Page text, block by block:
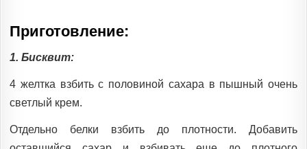
Приготовление:
1. Бисквит:
4 желтка взбить с половиной сахара в пышный очень
светлый крем.
Отдельно белки взбить до плотности. Добавить